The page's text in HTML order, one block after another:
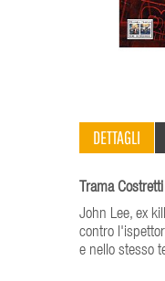
DETTAGLI
Trama
John Lee, ex
contro
e nello stesso